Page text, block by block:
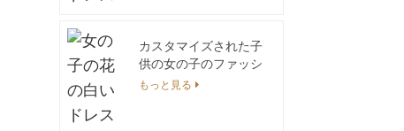
カスタマイズされた子
供の女の子のファッシ
ョンジャカードスノー
もっと見る